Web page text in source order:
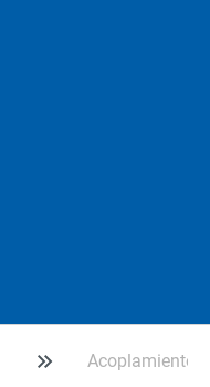
Acoplamiento